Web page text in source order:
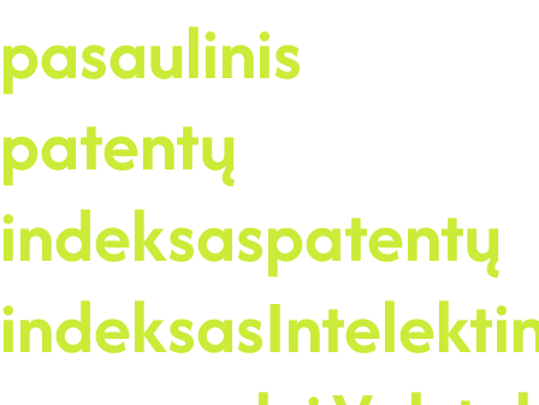
pasaulinis
patentų
indeksaspatentų
indeksas